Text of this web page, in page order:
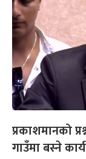
प्रकाशमानको
गाउँमा बस्ने